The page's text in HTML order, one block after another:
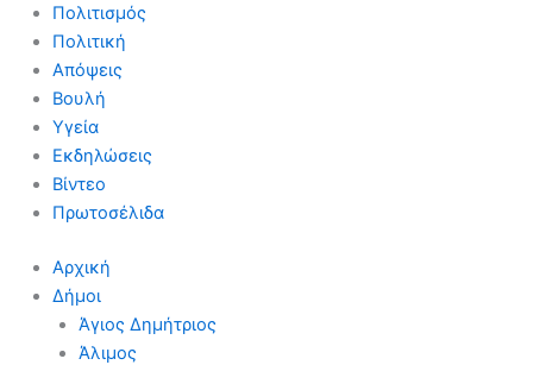
Πολιτισμός
Πολιτική
Απόψεις
Βουλή
Υγεία
Εκδηλώσεις
Βίντεο
Πρωτοσέλιδα
Αρχική
Δήμοι
Άγιος Δημήτριος
Άλιμος